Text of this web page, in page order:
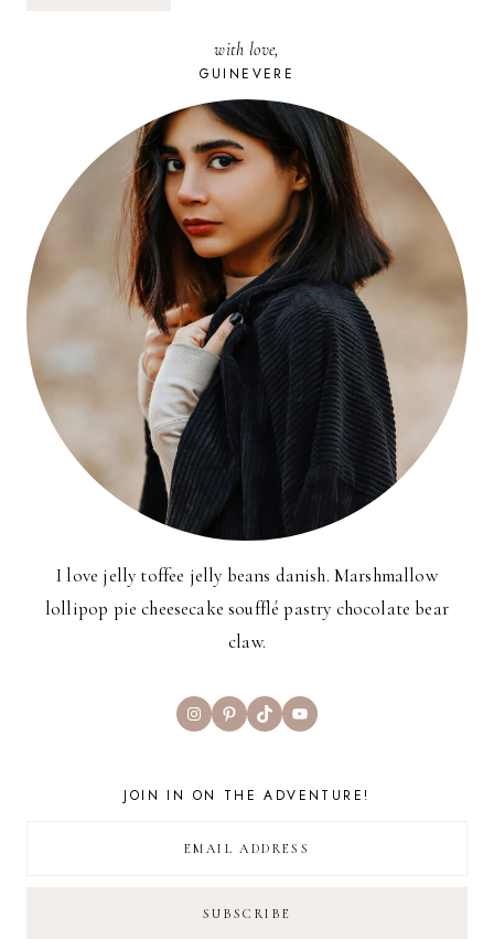
SKATEBOARD
with love,
GUINEVERE
I love jelly toffee jelly beans danish. Marshmallow
lollipop pie cheesecake soufflé pastry chocolate bear
claw.
InstagramPinterest
TikTokYouTube
JOIN IN ON THE ADVENTURE!